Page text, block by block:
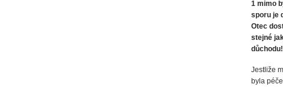
1 mimo
sporu je
Otec
stejné
Jestliže
byla